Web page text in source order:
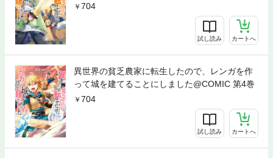
704
試し読み カートへ
異世界の貧乏農家に転生したので、レンガを作
って城を建てることにしました@COMIC 第4巻
704
試し読み カートへ